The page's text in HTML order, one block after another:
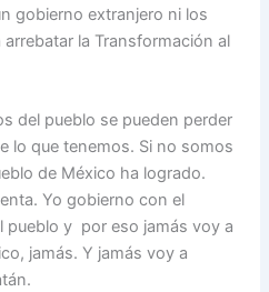
gobierno extranjero ni los
la Transformación al
del pueblo se pueden perder
lo que tenemos. Si no somos
de México ha logrado.
Yo gobierno con el
pueblo y por eso jamás voy a
jamás. Y jamás voy a